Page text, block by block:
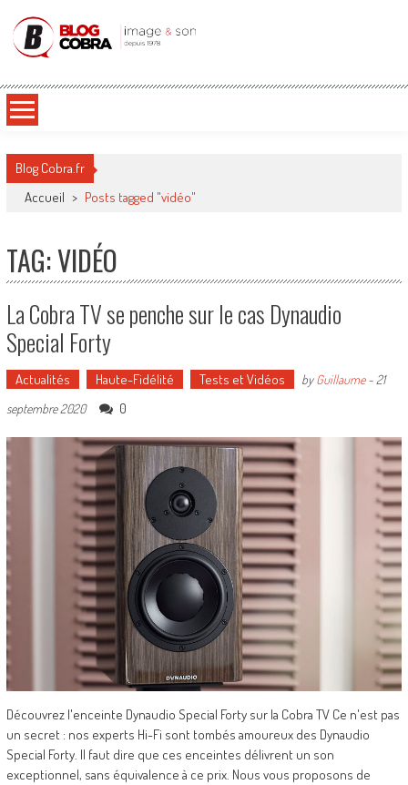
Blog Cobra
Blog Cobra.fr
Accueil > Posts tagged "vidéo"
TAG: VIDÉO
La Cobra TV se penche sur le cas Dynaudio
Special Forty
Actualités Haute-Fidélité Tests et Vidéos byGuillaume- 21
septembre 2020
0
Découvrez l'enceinte Dynaudio Special Forty sur la Cobra TV Ce n'est pas
un secret : nos experts Hi-Fi sont tombés amoureux des Dynaudio
Special Forty. Il faut dire que ces enceintes délivrent un son
exceptionnel, sans équivalence à ce prix. Nous vous proposons de